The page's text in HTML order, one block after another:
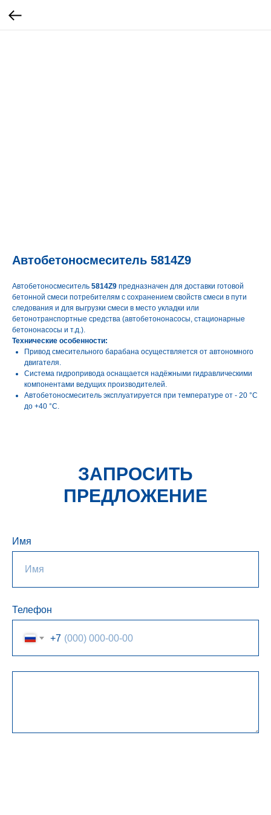
Автобетоносмеситель 5814Z9
Автобетоносмеситель 5814Z9 предназначен для доставки готовой
бетонной смеси потребителям с сохранением свойств смеси в пути
следования и для выгрузки смеси в место укладки или
бетонотранспортные средства (автобетононасосы, стационарные
бетононасосы и т.д.).
Технические особенности:
Привод смесительного барабана осуществляется от автономного
двигателя.
Система гидропривода оснащается надёжными гидравлическими
компонентами ведущих производителей.
Автобетоносмеситель эксплуатируется при температуре от - 20 °С
до +40 °С.
ЗАПРОСИТЬ
ПРЕДЛОЖЕНИЕ
Имя
Телефон
+7